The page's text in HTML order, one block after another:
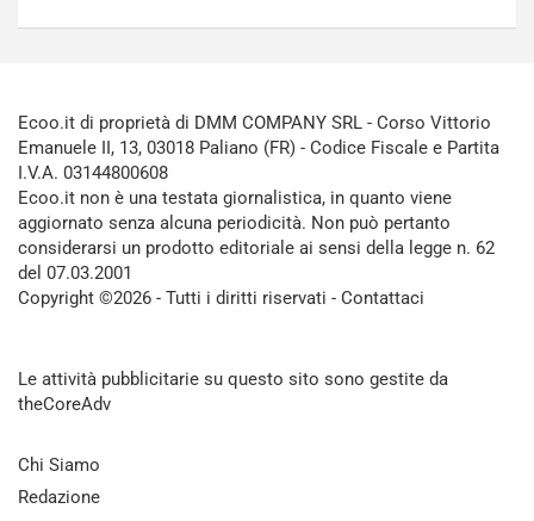
Ecoo.it di proprietà di DMM COMPANY SRL - Corso Vittorio
Emanuele II, 13, 03018 Paliano (FR) - Codice Fiscale e Partita
I.V.A. 03144800608
Ecoo.it non è una testata giornalistica, in quanto viene
aggiornato senza alcuna periodicità. Non può pertanto
considerarsi un prodotto editoriale ai sensi della legge n. 62
del 07.03.2001
Copyright ©2026 - Tutti i diritti riservati - Contattaci
Le attività pubblicitarie su questo sito sono gestite da
theCoreAdv
Chi Siamo
Redazione